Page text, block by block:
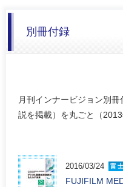
別冊付録
月刊インナービジョン別
説を掲載）を丸ごと（
2016/03/24 富
FUJIFILM